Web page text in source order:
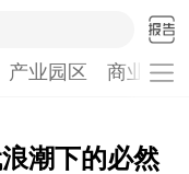
产业园区 商业计
潮下的必然